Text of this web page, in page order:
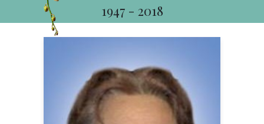
1947 - 2018